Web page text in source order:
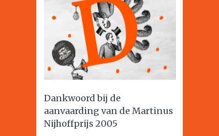
Dankwoord bij de
aanvaarding van de Martinus
Nijhoffprijs 2005